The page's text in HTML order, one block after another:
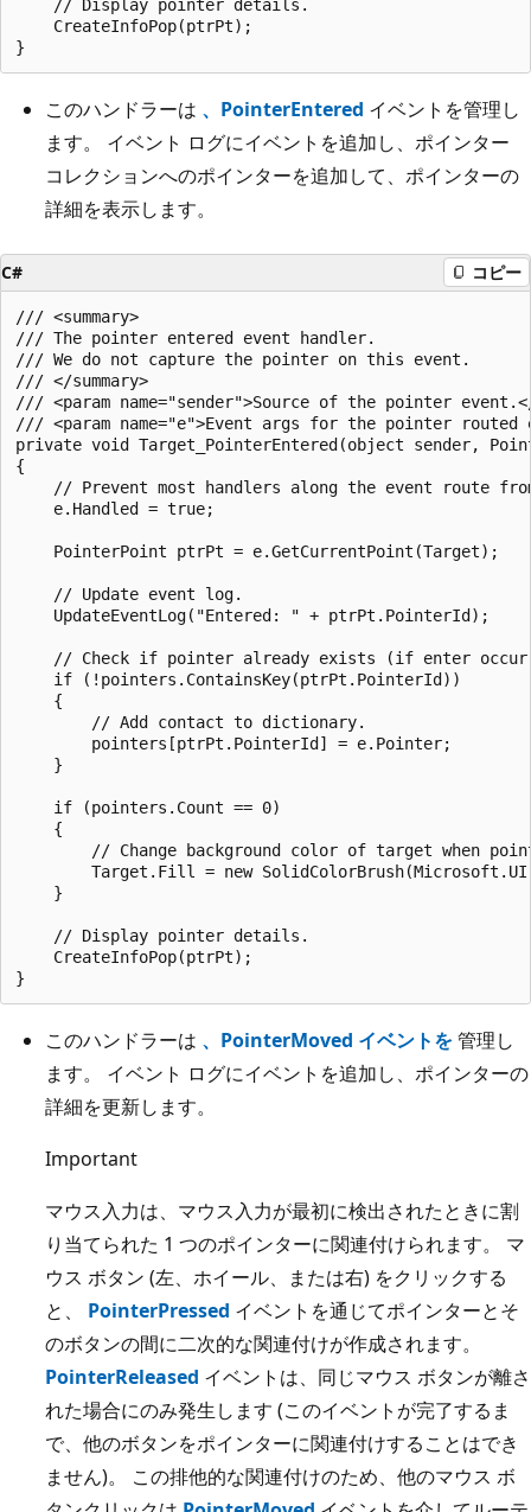
    // Display pointer details.
    CreateInfoPop(ptrPt);
このハンドラーは 、PointerEntered イベントを管理し
ます。 イベント ログにイベントを追加し、ポインター
コレクションへのポインターを追加して、ポインターの
詳細を表示します。
C# コピー
/// <summary>
/// The pointer entered event handler.
/// We do not capture the pointer on this event.
/// </summary>
/// <param name="sender">Source of the pointer event.</
/// <param name="e">Event args for the pointer routed
private void Target_PointerEntered(object sender,
{
// Prevent most handlers along the event route
    e.Handled = true;
    PointerPoint ptrPt = e.GetCurrentPoint(Target);
    // Update event log.
    UpdateEventLog("Entered: " + ptrPt.PointerId);
// Check if pointer already exists (if enter
    if (!pointers.ContainsKey(ptrPt.PointerId))
    {
        // Add contact to dictionary.
        pointers[ptrPt.PointerId] = e.Pointer;
    }
    if (pointers.Count == 0)
    {
// Change background color of target when
Target.Fill = new
    }
    // Display pointer details.
    CreateInfoPop(ptrPt);
このハンドラーは 、PointerMoved イベントを管理し
ます。 イベント ログにイベントを追加し、ポインターの
詳細を更新します。
Important
マウス入力は、マウス入力が最初に検出されたときに割
り当てられた 1 つのポインターに関連付けられます。 マ
ウス ボタン (左、ホイール、または右) をクリックする
と、 PointerPressed イベントを通じてポインターとそ
のボタンの間に二次的な関連付けが作成されます。
PointerReleased イベントは、同じマウス ボタンが離さ
れた場合にのみ発生します (このイベントが完了するま
で、他のボタンをポインターに関連付けすることはでき
ません)。 この排他的な関連付けのため、他のマウス ボ